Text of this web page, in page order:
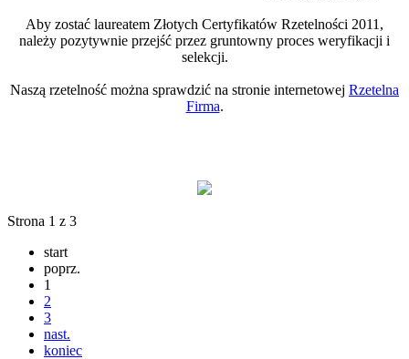
Aby zostać laureatem Złotych Certyfikatów Rzetelności 2011,
należy pozytywnie przejść przez gruntowny proces weryfikacji i
selekcji.
Naszą rzetelność można sprawdzić na stronie internetowej Rzetelna
Firma.
Strona 1 z 3
start
poprz.
1
2
3
nast.
koniec